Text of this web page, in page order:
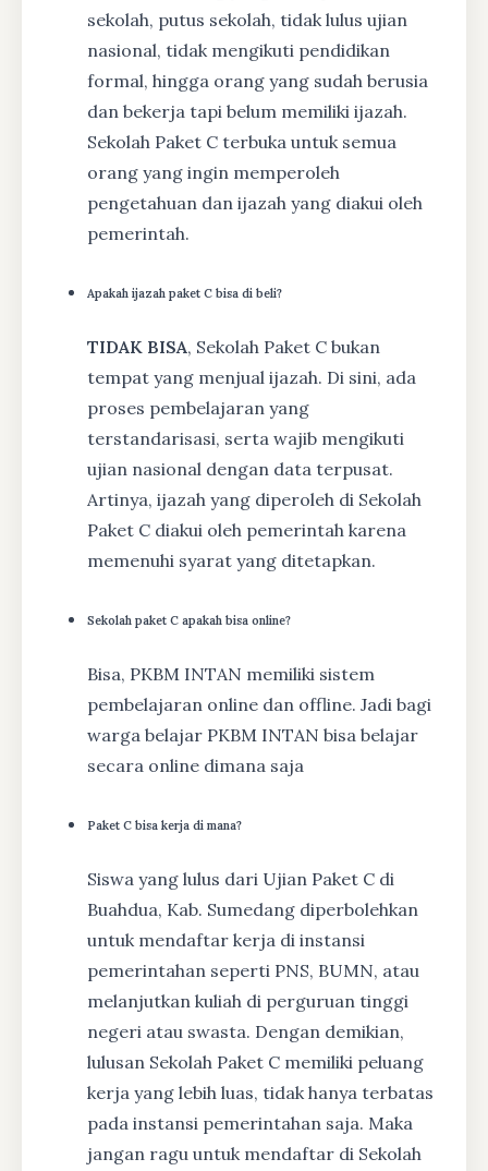
sekolah, putus sekolah, tidak lulus ujian
nasional, tidak mengikuti pendidikan
formal, hingga orang yang sudah berusia
dan bekerja tapi belum memiliki ijazah.
Sekolah Paket C terbuka untuk semua
orang yang ingin memperoleh
pengetahuan dan ijazah yang diakui oleh
pemerintah.
Apakah ijazah paket C bisa di beli?
TIDAK BISA, Sekolah Paket C bukan
tempat yang menjual ijazah. Di sini, ada
proses pembelajaran yang
terstandarisasi, serta wajib mengikuti
ujian nasional dengan data terpusat.
Artinya, ijazah yang diperoleh di Sekolah
Paket C diakui oleh pemerintah karena
memenuhi syarat yang ditetapkan.
Sekolah paket C apakah bisa online?
Bisa, PKBM INTAN memiliki sistem
pembelajaran online dan offline. Jadi bagi
warga belajar PKBM INTAN bisa belajar
secara online dimana saja
Paket C bisa kerja di mana?
Siswa yang lulus dari Ujian Paket C di
Buahdua, Kab. Sumedang diperbolehkan
untuk mendaftar kerja di instansi
pemerintahan seperti PNS, BUMN, atau
melanjutkan kuliah di perguruan tinggi
negeri atau swasta. Dengan demikian,
lulusan Sekolah Paket C memiliki peluang
kerja yang lebih luas, tidak hanya terbatas
pada instansi pemerintahan saja. Maka
jangan ragu untuk mendaftar di Sekolah